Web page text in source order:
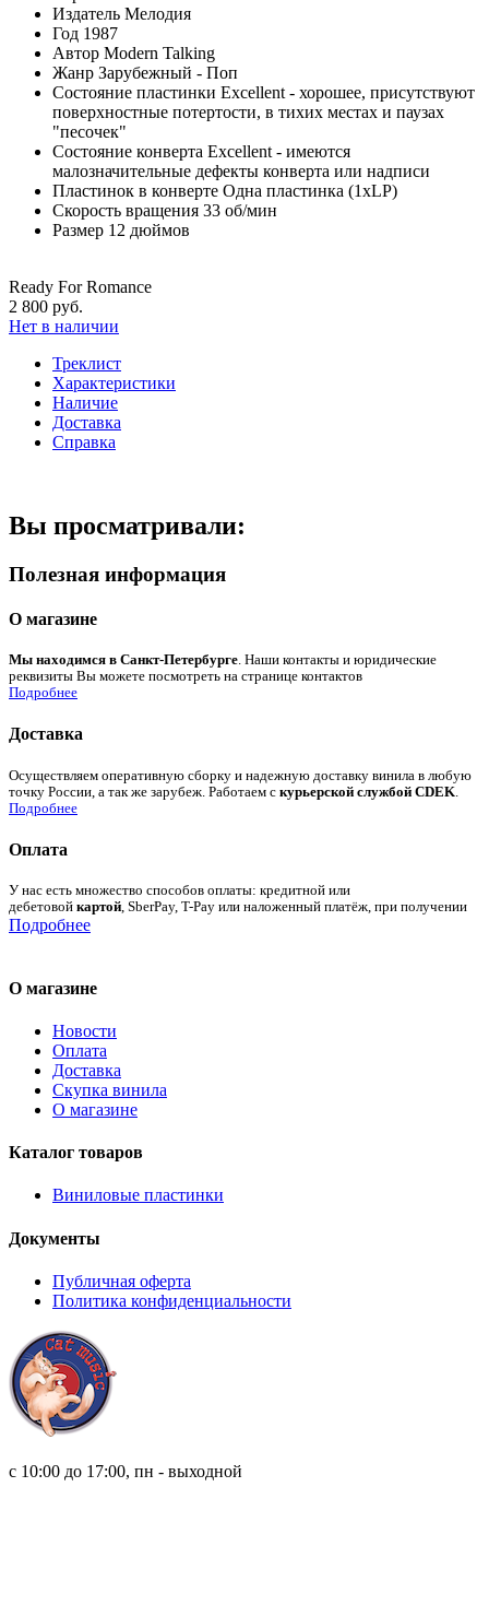
Издатель Мелодия
Год 1987
Автор Modern Talking
Жанр Зарубежный - Поп
Состояние пластинки Excellent - хорошее, присутствуют
поверхностные потертости, в тихих местах и паузах
"песочек"
Состояние конверта Excellent - имеются
малозначительные дефекты конверта или надписи
Пластинок в конверте Одна пластинка (1xLP)
Скорость вращения 33 об/мин
Размер 12 дюймов
Ready For Romance
2 800 руб.
Нет в наличии
Треклист
Характеристики
Наличие
Доставка
Справка
Вы просматривали:
Полезная информация
О магазине
Мы находимся в Санкт-Петербурге. Наши контакты и юридические
реквизиты Вы можете посмотреть на странице контактов
Подробнее
Доставка
Осуществляем оперативную сборку и надежную доставку винила в любую
точку России, а так же зарубеж. Работаем с курьерской службой CDEK
Подробнее
Оплата
У нас есть множество способов оплаты: кредитной или
дебетовой картой, SberPay, T-Pay или наложенный платёж, при получении
Подробнее
О магазине
Новости
Оплата
Доставка
Скупка винила
О магазине
Каталог товаров
Виниловые пластинки
Документы
Публичная оферта
Политика конфиденциальности
с 10:00 до 17:00, пн - выходной